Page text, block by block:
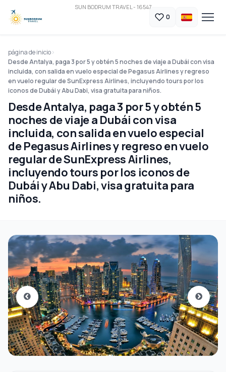
SUN BODRUM TRAVEL - 16547
0
página de inicio
Desde Antalya, paga 3 por 5 y obtén 5 noches de viaje a Dubái con visa
incluida, con salida en vuelo especial de Pegasus Airlines y regreso
en vuelo regular de SunExpress Airlines, incluyendo tours por los
iconos de Dubái y Abu Dabi, visa gratuita para niños.
Desde Antalya, paga 3 por 5 y obtén 5
noches de viaje a Dubái con visa
incluida, con salida en vuelo especial
de Pegasus Airlines y regreso en vuelo
regular de SunExpress Airlines,
incluyendo tours por los iconos de
Dubái y Abu Dabi, visa gratuita para
niños.